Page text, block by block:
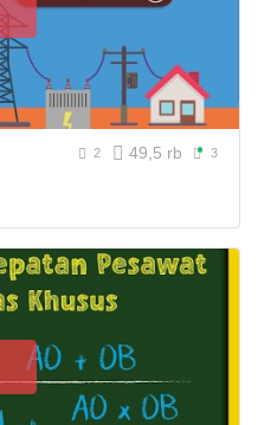
2 49,5 rb 3